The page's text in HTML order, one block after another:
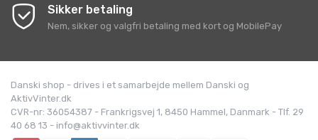
Sikker betaling
Nem, sikker og valgfri betaling med kort og MobilePay
Danski shop - drives i et samarbejde mellem Danski og
AktivVinter.dk
CVR-nr: 36054387 - Frankrigsvej 1, 8450 Hammel, Danmark - Tlf. 29
40 68 13 - info@aktivvinter.dk